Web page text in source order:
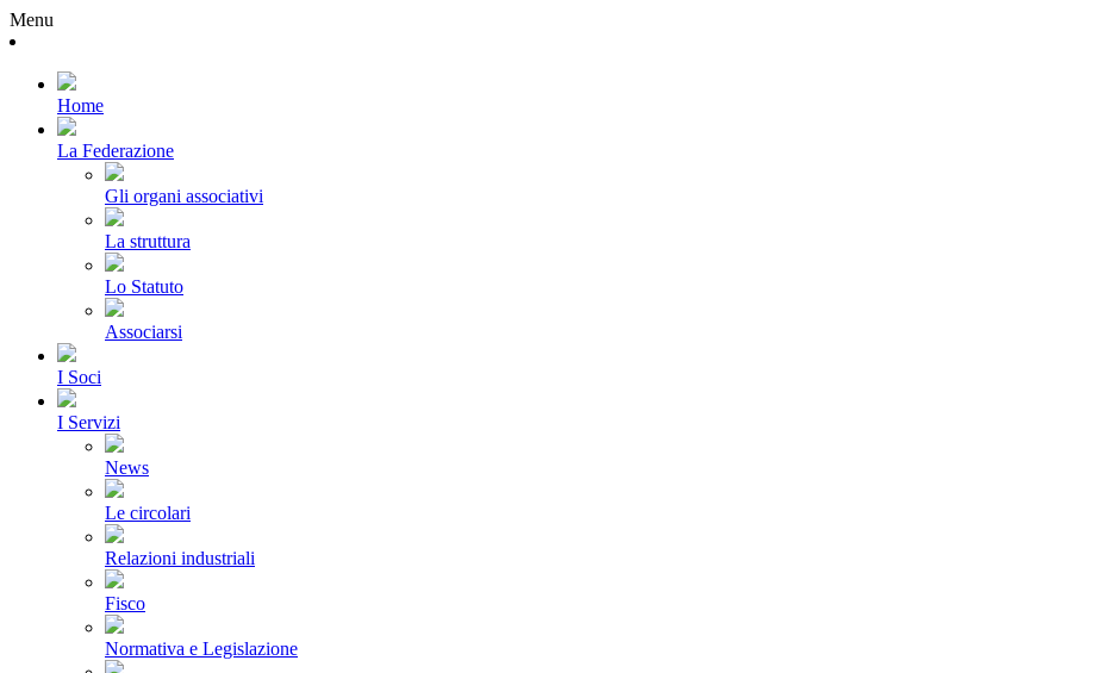
Menu
Home
La Federazione
Gli organi associativi
La struttura
Lo Statuto
Associarsi
I Soci
I Servizi
News
Le circolari
Relazioni industriali
Fisco
Normativa e Legislazione